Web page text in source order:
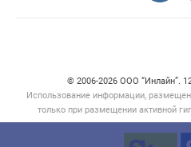
© 2006‑2026 ООО “Инлайн”.
Использование информации,
только при размещении активной